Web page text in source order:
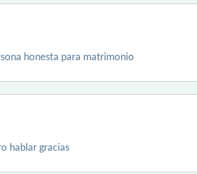
honesta para matrimonio
hablar gracias